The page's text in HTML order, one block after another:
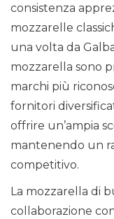
consistenza
mozzarelle
una volta da
mozzarella sono
marchi più
fornitori
offrire un’ampia
mantenendo un
competitivo.
La mozzarella di
collaborazione